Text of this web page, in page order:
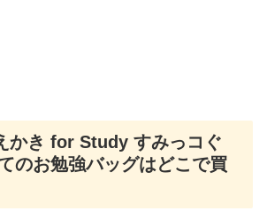
かき for Study すみっコぐ
のお勉強バッグはどこで買